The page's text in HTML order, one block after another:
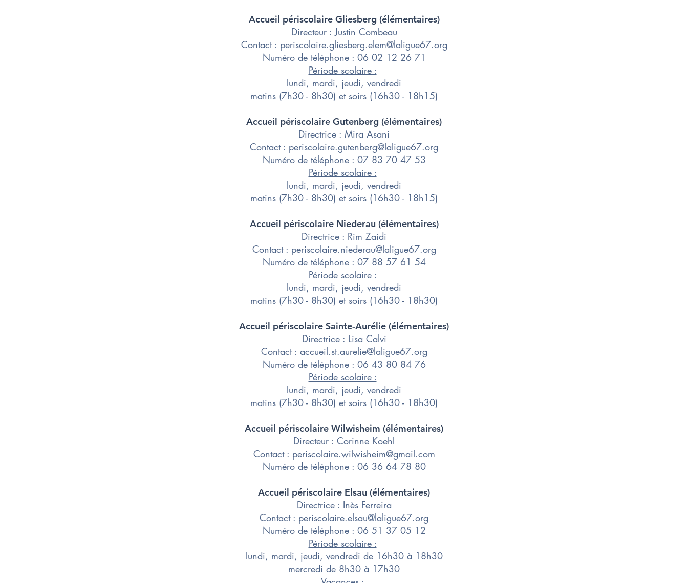
Accueil périscolaire Gliesberg​ (élémentaires)
Directeur : Justin Combeau
​Contact : periscolaire.gliesberg.elem@laligue67.org
Numéro de téléphone : 06 02 12 26 71
Période scolaire :
lundi, mardi, jeudi, vendredi
matins (7h30 - 8h30) et soirs (16h30 - 18h15)
Accueil périscolaire Gutenberg​ (élémentaires)
Directrice : Mira Asani
​Contact : periscolaire.gutenberg@laligue67.org
Numéro de téléphone : 07 83 70 47 53
Période scolaire :
lundi, mardi, jeudi, vendredi
matins (7h30 - 8h30) et soirs (16h30 - 18h15)
Accueil périscolaire Niederau ​(élémentaires)
Directrice : Rim Zaidi
​Contact : periscolaire.niederau@laligue67.org
Numéro de téléphone : 07 88 57 61 54
Période scolaire :
lundi, mardi, jeudi, vendredi
matins (7h30 - 8h30) et soirs (16h30 - 18h30)
Accueil périscolaire Sainte-Aurélie (élémentaires)
Directrice : Lisa Calvi
​Contact : accueil.st.aurelie@laligue67.org
Numéro de téléphone : 06 43 80 84 76
Période scolaire :
lundi, mardi, jeudi, vendredi
matins (7h30 - 8h30) et soirs (16h30 - 18h30)
Accueil périscolaire Wilwisheim (élémentaires)
Directeur : Corinne Koehl
​Contact : periscolaire.wilwisheim@gmail.com
Numéro de téléphone : 06 36 64 78 80
Accueil périscolaire Elsau​ (élémentaires)
Directrice : Inès Ferreira
​Contact : periscolaire.elsau@laligue67.org
Numéro de téléphone : 06 51 37 05 12
Période scolaire :
lundi, mardi, jeudi, vendredi de 16h30 à 18h30
mercredi de 8h30 à 17h30